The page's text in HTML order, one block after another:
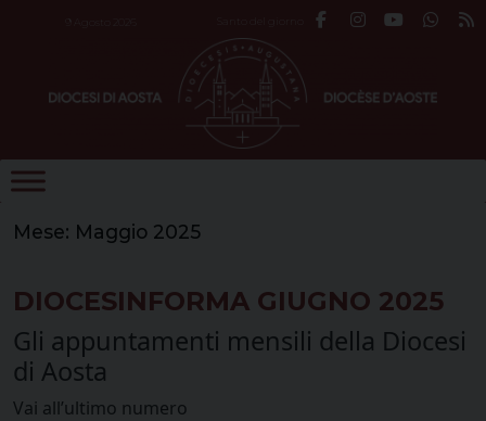
9 Agosto 2026
Mese: Maggio 2025
DIOCESINFORMA GIUGNO 2025
Gli appuntamenti mensili della Diocesi
di Aosta
Vai all’ultimo numero